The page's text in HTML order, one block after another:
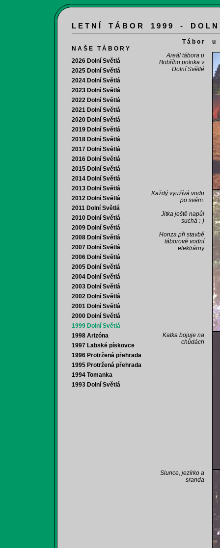
L E T N Í T Á B O R 1 9 9 9 - D O L
N A Š E T Á B O R Y
2026 Dolní Světlá
2025 Dolní Světlá
2024 Dolní Světlá
2023 Dolní Světlá
2022 Dolní Světlá
2021 Dolní Světlá
2020 Dolní Světlá
2019 Dolní Světlá
2018 Dolní Světlá
2017 Dolní Světlá
2016 Dolní Světlá
2015 Dolní Světlá
2014 Dolní Světlá
2013 Dolní Světlá
2012 Dolní Světlá
2011 Dolní Světlá
2010 Dolní Světlá
2009 Dolní Světlá
2008 Dolní Světlá
2007 Dolní Světlá
2006 Dolní Světlá
2005 Dolní Světlá
2004 Dolní Světlá
2003 Dolní Světlá
2002 Dolní Světlá
2001 Dolní Světlá
2000 Dolní Světlá
1999 Dolní Světlá
1998 Arizóna
1997 Labské pískovce
1996 Protržená přehrada
1995 Protržená přehrada
1994 Tomanka
1993 Dolní Světlá
T á b o r
u
Areál tábora u
Bobřího potoka v
Dolní Světlé
Každý využívá vodu
po svém.
Jitka ještě napůl
suchá :-)
Honza při stavbě
táborové vodní
elektrárny
Katka bojuje na
chůdách
Slunce, jezírko a
sranda